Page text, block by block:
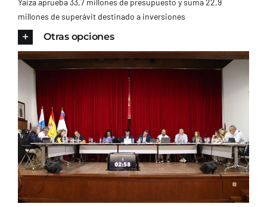
AYUNTAMIENTO
TURISMO
CONTACTO
Yaiza aprueba 33,7 millones de presupuesto y suma 22,9
millones de superávit destinado a inversiones
Otras opciones